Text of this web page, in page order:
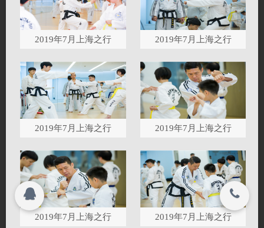
会员中心
各道馆讯息
联系本会
西班牙天派总部
关闭
© 2015-2017
国际跆拳道中国联盟 All rights reserved.
2019年7月上海之行 2019年7月上海之行
2019年7月上海之行 2019年7月上海之行
2019年7月上海之行 2019年7月上海之行